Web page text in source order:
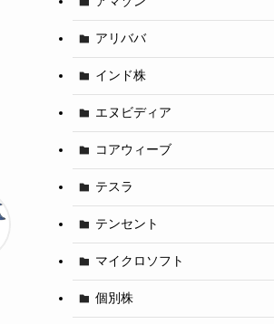
アリババ
インド株
エヌビディア
コアウィーブ
テスラ
テンセント
マイクロソフト
個別株